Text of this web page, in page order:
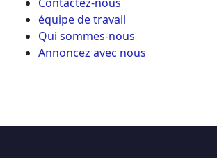
équipe de travail
Qui sommes-nous
Annoncez avec nous